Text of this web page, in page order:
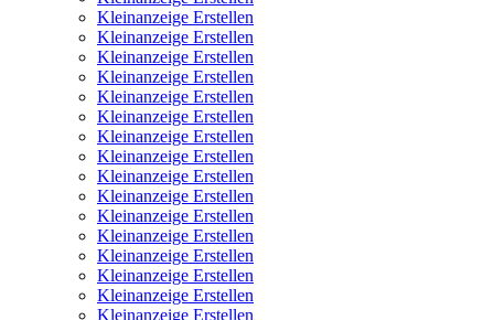
Kleinanzeige Erstellen
Kleinanzeige Erstellen
Kleinanzeige Erstellen
Kleinanzeige Erstellen
Kleinanzeige Erstellen
Kleinanzeige Erstellen
Kleinanzeige Erstellen
Kleinanzeige Erstellen
Kleinanzeige Erstellen
Kleinanzeige Erstellen
Kleinanzeige Erstellen
Kleinanzeige Erstellen
Kleinanzeige Erstellen
Kleinanzeige Erstellen
Kleinanzeige Erstellen
Kleinanzeige Erstellen